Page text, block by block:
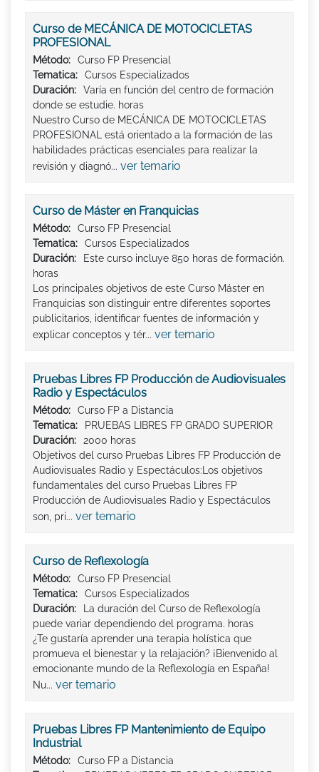
Curso de MECÁNICA DE MOTOCICLETAS
PROFESIONAL
Método:
Curso FP Presencial
Tematica:
Cursos Especializados
Duración:
Varía en función del centro de formación
donde se estudie. horas
Nuestro Curso de MECÁNICA DE MOTOCICLETAS
PROFESIONAL está orientado a la formación de las
habilidades prácticas esenciales para realizar la
revisión y diagnó... ver temario
Curso de Máster en Franquicias
Método:
Curso FP Presencial
Tematica:
Cursos Especializados
Duración:
Este curso incluye 850 horas de formación.
horas
Los principales objetivos de este Curso Máster en
Franquicias son distinguir entre diferentes soportes
publicitarios, identificar fuentes de información y
explicar conceptos y tér... ver temario
Pruebas Libres FP Producción de Audiovisuales
Radio y Espectáculos
Método:
Curso FP a Distancia
Tematica:
PRUEBAS LIBRES FP GRADO SUPERIOR
Duración:
2000 horas
Objetivos del curso Pruebas Libres FP Producción de
Audiovisuales Radio y Espectáculos:Los objetivos
fundamentales del curso Pruebas Libres FP
Producción de Audiovisuales Radio y Espectáculos
son, pri... ver temario
Curso de Reflexología
Método:
Curso FP Presencial
Tematica:
Cursos Especializados
Duración:
La duración del Curso de Reflexología
puede variar dependiendo del programa. horas
¿Te gustaría aprender una terapia holística que
promueva el bienestar y la relajación? ¡Bienvenido al
emocionante mundo de la Reflexología en España!
Nu... ver temario
Pruebas Libres FP Mantenimiento de Equipo
Industrial
Método:
Curso FP a Distancia